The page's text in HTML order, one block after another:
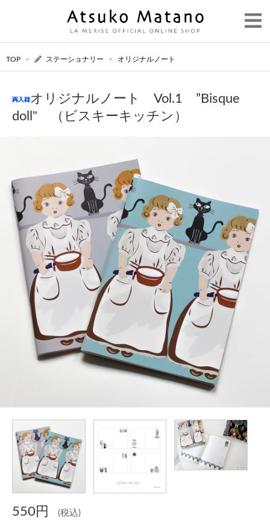
TOP > ステーショナリー > オリジナルノート
オリジナルノート Vol.1 ”Bisque
doll" （ビスキーキッチン）
550円 (税込)